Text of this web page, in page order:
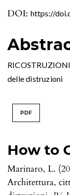
DOI: https://
How to
Marinaro, L.
Architettura,
delle distruzioni
PDF